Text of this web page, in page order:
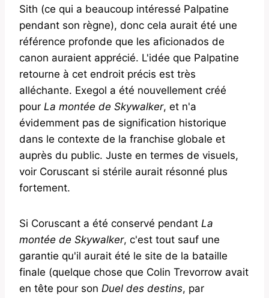
Sith (ce qui a beaucoup intéressé Palpatine
pendant son règne), donc cela aurait été une
référence profonde que les aficionados de
canon auraient apprécié. L'idée que Palpatine
retourne à cet endroit précis est très
alléchante. Exegol a été nouvellement créé
pour La montée de Skywalker, et n'a
évidemment pas de signification historique
dans le contexte de la franchise globale et
auprès du public. Juste en termes de visuels,
voir Coruscant si stérile aurait résonné plus
fortement.
Si Coruscant a été conservé pendant La
montée de Skywalker, c'est tout sauf une
garantie qu'il aurait été le site de la bataille
finale (quelque chose que Colin Trevorrow avait
en tête pour son Duel des destins, par